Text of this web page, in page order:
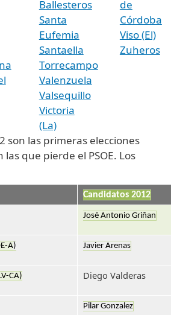
Ballesteros
Santa
Eufemia
Santaella
Torrecampo
Valenzuela
Valsequillo
Victoria
(La)
de
Córdoba
Viso (El)
Zuheros
son las primeras elecciones
que pierde el PSOE. Los
Candidatos 2012
José Antonio Griñan
A) Javier Arenas
CA) Diego Valderas
Pilar Gonzalez